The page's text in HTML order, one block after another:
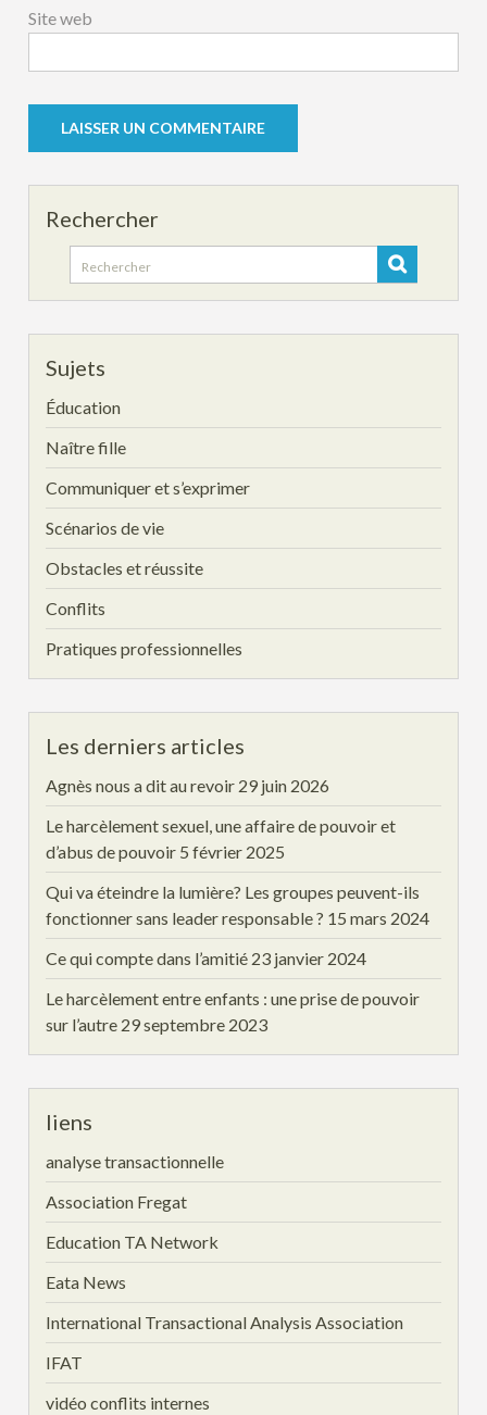
Site web
Rechercher
Search
for:
Sujets
Éducation
Naître fille
Communiquer et s’exprimer
Scénarios de vie
Obstacles et réussite
Conflits
Pratiques professionnelles
Les derniers articles
Agnès nous a dit au revoir 29 juin 2026
Le harcèlement sexuel, une affaire de pouvoir et
d’abus de pouvoir 5 février 2025
Qui va éteindre la lumière? Les groupes peuvent-ils
fonctionner sans leader responsable ? 15 mars 2024
Ce qui compte dans l’amitié 23 janvier 2024
Le harcèlement entre enfants : une prise de pouvoir
sur l’autre 29 septembre 2023
liens
analyse transactionnelle
Association Fregat
Education TA Network
Eata News
International Transactional Analysis Association
IFAT
vidéo conflits internes